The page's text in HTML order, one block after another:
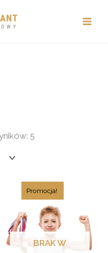
5
najnowszych
BRAK W
Pierwotna
cena
wynosiła:
999,00 zł.
444,00